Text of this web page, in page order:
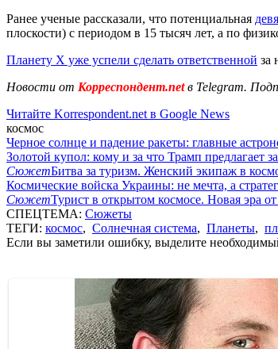
Ранее ученые рассказали, что потенциальная
плоскости) с периодом в 15 тысяч лет, а по
Планету X уже успели сделать ответственной за
Новости от Корреспондент.netв Telegram.
Читайте Korrespondent.net в Google News
космос
Черное солнце и падение ракеты: главные
Золотой купол: кому и за что Трамп предлагает
СюжетБитва за туризм. Женский экипаж в
Космические войска Украины: не мечта, а
СюжетТурист в открытом космосе. Новая эра
СПЕЦТЕМА: Сюжеты
ТЕГИ: космос, Солнечная система, Планеты,
Если вы заметили ошибку, выделите